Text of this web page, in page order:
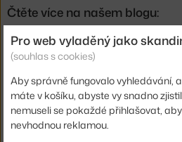
Čtěte více na našem blogu:
Výška:
70 cm
Délka:
87 cm
Hloubka:
80 cm
Hmotnost:
30 kg
Pro web vyladěný jako
(souhlas s cookies)
Aby správně fungovalo vyhledávání,
máte v košíku, abyste vy snadno
nemuseli se pokaždé přihlašovat,
nevhodnou reklamou.